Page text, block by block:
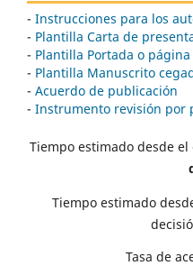
- Instrucciones para los
- Plantilla Carta de
- Plantilla Portada o
- Plantilla Manuscrito
- Acuerdo de publicación
- Instrumento revisión por
Tiempo estimado desde
Tiempo estimado
Tasa de